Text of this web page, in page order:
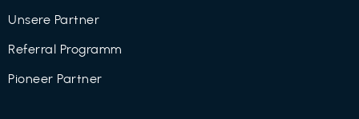
Unsere Partner
Referral Programm
Pioneer Partner